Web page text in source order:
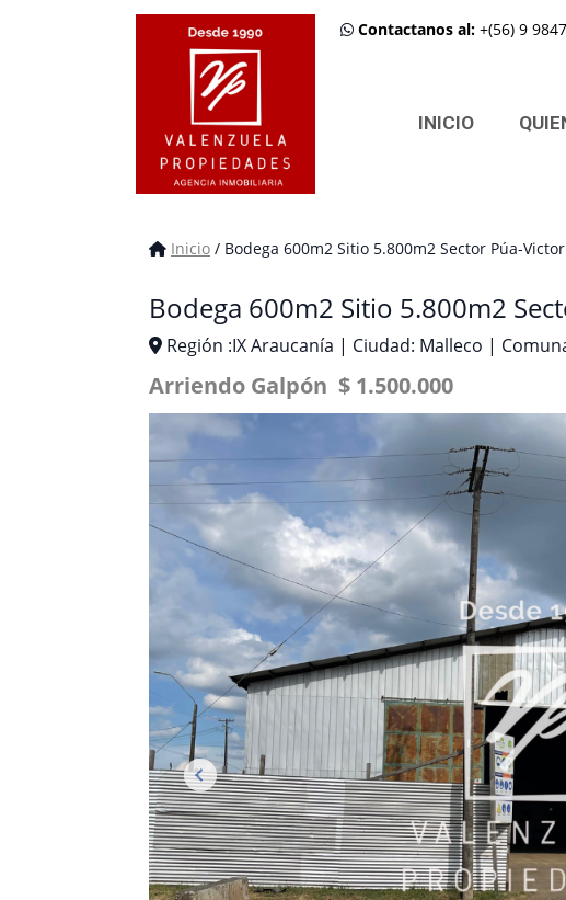
Contactanos al: +(56) 9
INICIO
Inicio / Bodega 600m2 Sitio 5.800m2 Sector Púa-
Bodega 600m2 Sitio 5.800m2
Región :IX Araucanía | Ciudad: Malleco |
Arriendo Galpón $ 1.500.000